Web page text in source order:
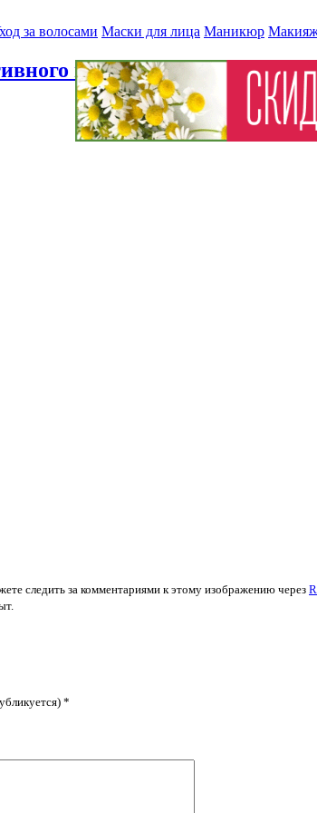
за волосами Маски для лица Маникюр
питания Bulk Powders?
следить за комментариями к этому изображению через
*